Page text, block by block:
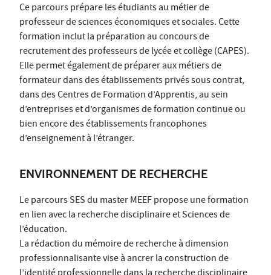
Ce parcours prépare les étudiants au métier de
professeur de sciences économiques et sociales. Cette
formation inclut la préparation au concours de
recrutement des professeurs de lycée et collège (CAPES).
Elle permet également de préparer aux métiers de
formateur dans des établissements privés sous contrat,
dans des Centres de Formation d’Apprentis, au sein
d’entreprises et d’organismes de formation continue ou
bien encore des établissements francophones
d’enseignement à l’étranger.
ENVIRONNEMENT DE RECHERCHE
Le parcours SES du master MEEF propose une formation
en lien avec la recherche disciplinaire et Sciences de
l’éducation.
La rédaction du mémoire de recherche à dimension
professionnalisante vise à ancrer la construction de